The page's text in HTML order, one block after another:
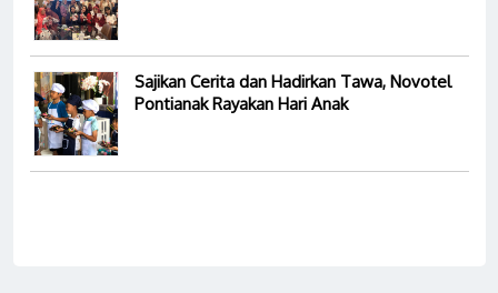
Sajikan Cerita dan Hadirkan Tawa, Novotel
Pontianak Rayakan Hari Anak